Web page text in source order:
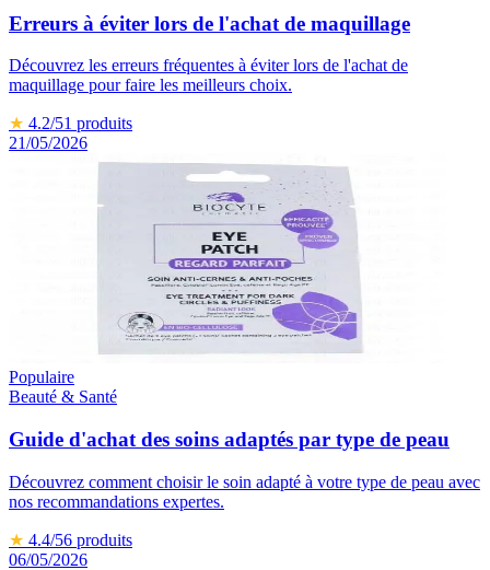
Erreurs à éviter lors de l'achat de maquillage
Découvrez les erreurs fréquentes à éviter lors de l'achat de
maquillage pour faire les meilleurs choix.
★ 4.2/51 produits
21/05/2026
Populaire
Beauté & Santé
Guide d'achat des soins adaptés par type de peau
Découvrez comment choisir le soin adapté à votre type de peau avec
nos recommandations expertes.
★ 4.4/56 produits
06/05/2026